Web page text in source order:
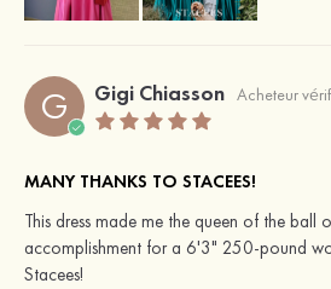
G Gigi Chiasson Acheteur
MANY THANKS TO STACEES!
This dress made me the queen of the ball
accomplishment for a 6'3" 250-pound
Stacees!